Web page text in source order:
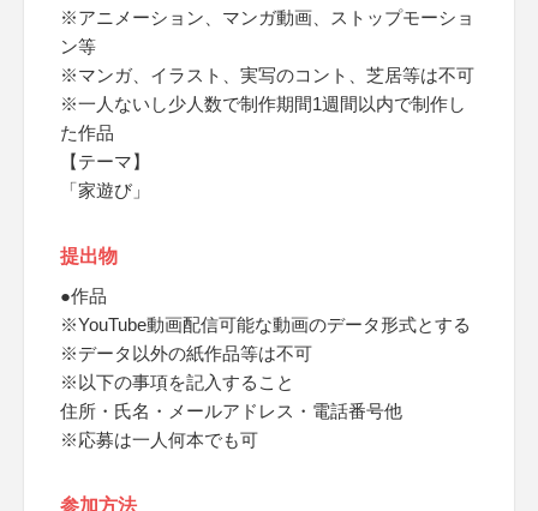
※アニメーション、マンガ動画、ストップモーショ
ン等
※マンガ、イラスト、実写のコント、芝居等は不可
※一人ないし少人数で制作期間1週間以内で制作し
た作品
【テーマ】
「家遊び」
提出物
●作品
※YouTube動画配信可能な動画のデータ形式とする
※データ以外の紙作品等は不可
※以下の事項を記入すること
住所・氏名・メールアドレス・電話番号他
※応募は一人何本でも可
参加方法